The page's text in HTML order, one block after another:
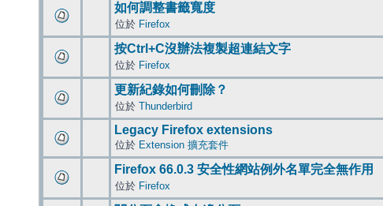
如何調整書籤寬度
位於 Firefox
按Ctrl+C沒辦法複製超連結文字
位於 Firefox
更新紀錄如何刪除？
位於 Thunderbird
Legacy Firefox extensions
位於 Extension 擴充套件
Firefox 66.0.3 安全性網站例外名單完全無作用
位於 Firefox